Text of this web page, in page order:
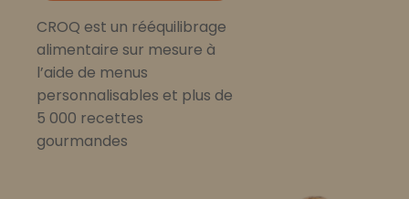
CROQ est un rééquilibrage
alimentaire sur mesure à
l’aide de menus
personnalisables et plus de
5 000 recettes
gourmandes